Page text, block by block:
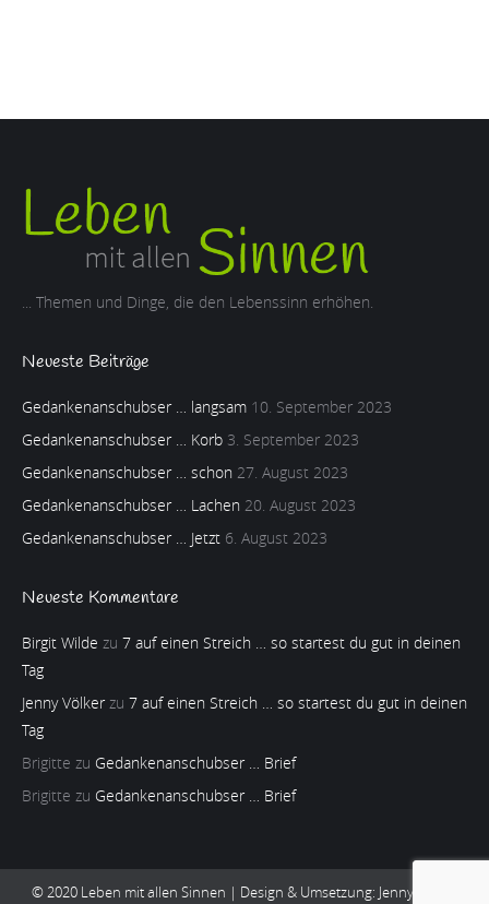
... Themen und Dinge, die den Lebenssinn erhöhen.
Neueste Beiträge
Gedankenanschubser … langsam 10. September 2023
Gedankenanschubser … Korb 3. September 2023
Gedankenanschubser … schon 27. August 2023
Gedankenanschubser … Lachen 20. August 2023
Gedankenanschubser … Jetzt 6. August 2023
Neueste Kommentare
Birgit Wilde zu 7 auf einen Streich … so startest du gut in deinen
Tag
Jenny Völkerzu 7 auf einen Streich … so startest du gut in deinen
Tag
Brigitte zu Gedankenanschubser … Brief
Brigitte zu Gedankenanschubser … Brief
© 2020 Leben mit allen Sinnen | Design & Umsetzung: Jenny Völker